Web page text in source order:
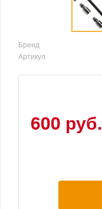
Бренд
Артикул
600 руб.